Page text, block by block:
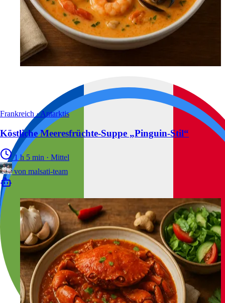
Frankreich · Antarktis
Köstliche Meeresfrüchte-Suppe „Pinguin-Stil“
1 h 5 min · Mittel
von malsati-team